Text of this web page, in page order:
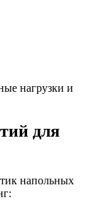
нагрузки и
для
напольных